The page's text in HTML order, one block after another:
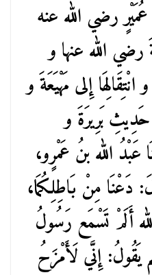
رضي الله عنه
الله عنها و
إِلى مَهْيَعَةَ و
بَرِيرَةَ و
عَبْدُ الله بنُ عَمْرٍو،
دَعْنَا مِنْ بَاطِلِكُمَا،
أَلَمْ تَسْمَع رَسُولُ
يَقُولُ: إِنَّي لَأَمْزَحُ